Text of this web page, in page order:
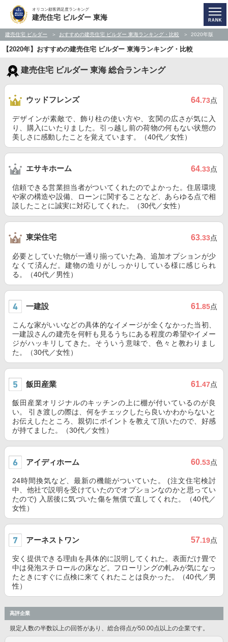
オリコン顧客満足度ランキング
建売住宅 ビルダー 東海
建売住宅 ビルダー おすすめの建売住宅 ビルダー 東海ランキング・比較 2020年版
【2020年】おすすめの建売住宅 ビルダー 東海ランキング・比較
建売住宅 ビルダー 東海 総合ランキング
ウッドフレンズ 64.73点
デザインが素敵で、飾り柱の使い方や、玄関の広さが気に入
り、購入にいたりました。引っ越し前の荷物の何もない状態の
美しさに感動したことを覚えています。（40代／女性）
エサキホーム 64.33点
信頼できる営業担当者がついてくれたのでよかった。住居環境
や家の構造や設備、ローンに関することなど、あらゆる点で相
談したことに誠実に対応してくれた。（30代／女性）
東栄住宅 63.33点
必要としていた物が一通り揃っていた為、追加オプションが少
なくて済んだ。建物の造りがしっかりしている様に感じられ
る。（40代／男性）
一建設 61.85点
こんな家がいいなどの具体的なイメージが全くなかった当初、
一建設さんの建売を何軒も見るうちにある程度の希望やイメー
ジがハッキリしてきた。そういう意味で、色々と教わりまし
た。（30代／女性）
飯田産業 61.47点
飯田産業オリジナルのキッチンの上に棚が付いているのが良
い。 引き渡しの際は、何をチェックしたら良いかわからないと
お伝えしたところ、親切にポイントを教えて頂いたので、好感
が持てました。（30代／女性）
アイディホーム 60.53点
24時間換気など、最新の機能がついていた。 (注文住宅検討
中、他社で説明を受けていたのでオプションなのかと思ってい
たので) 入居後に気づいた傷を無償で直してくれた。（40代／
女性）
アーネストワン 57.19点
安く提供できる理由を具体的に説明してくれた。表面だけ畳で
中は発泡スチロールの床など。フローリングの軋みが気になっ
たときにすぐに点検に来てくれたことは良かった。（40代／男
性）
高評企業
規定人数の半数以上の回答があり、総合得点が50.00点以上の企業です。